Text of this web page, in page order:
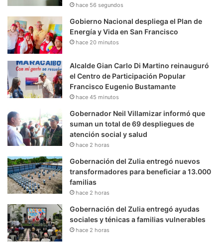
hace 56 segundos
Gobierno Nacional despliega el Plan de
Energía y Vida en San Francisco
hace 20 minutos
Alcalde Gian Carlo Di Martino reinauguró
el Centro de Participación Popular
Francisco Eugenio Bustamante
hace 45 minutos
Gobernador Neil Villamizar informó que
suman un total de 69 despliegues de
atención social y salud
hace 2 horas
Gobernación del Zulia entregó nuevos
transformadores para beneficiar a 13.000
familias
hace 2 horas
Gobernación del Zulia entregó ayudas
sociales y ténicas a familias vulnerables
hace 2 horas